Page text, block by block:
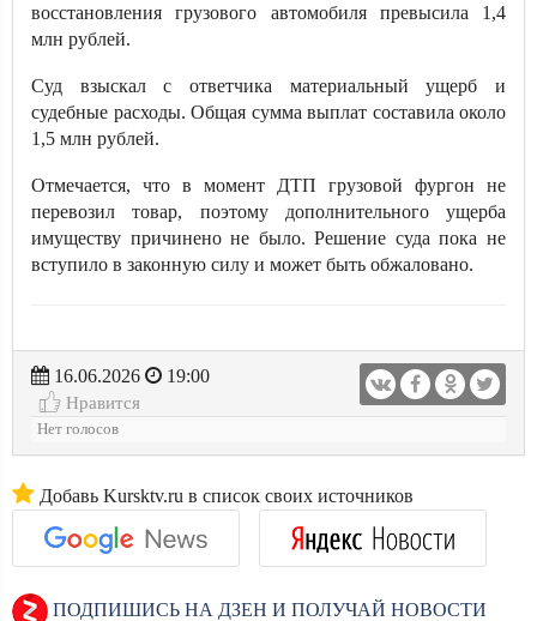
восстановления грузового автомобиля превысила 1,4
млн рублей.
Суд взыскал с ответчика материальный ущерб и
судебные расходы. Общая сумма выплат составила около
1,5 млн рублей.
Отмечается, что в момент ДТП грузовой фургон не
перевозил товар, поэтому дополнительного ущерба
имуществу причинено не было. Решение суда пока не
вступило в законную силу и может быть обжаловано.
16.06.2026
19:00
Нравится
Нет голосов
Добавь Kursktv.ru в список своих источников
ПОДПИШИСЬ НА ДЗЕН И ПОЛУЧАЙ НОВОСТИ